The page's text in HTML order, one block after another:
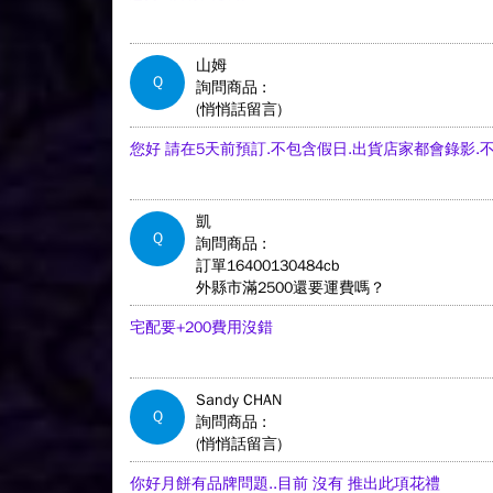
Q
山姆
詢問商品 :
(悄悄話留言)
您好 請在5天前預訂.不包含假日.出貨店家都會錄影.
Q
凱
詢問商品 :
訂單16400130484cb
外縣市滿2500還要運費嗎？
宅配要+200費用沒錯
Q
Sandy CHAN
詢問商品 :
(悄悄話留言)
你好月餅有品牌問題..目前 沒有 推出此項花禮